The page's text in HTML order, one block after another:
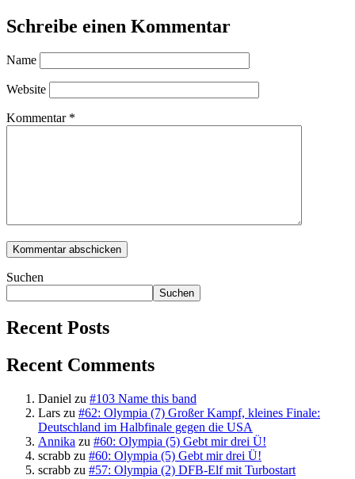
Schreibe einen Kommentar
Name
Website
Kommentar *
Suchen
Suchen
Recent Posts
Recent Comments
Daniel zu #103 Name this band
Lars zu #62: Olympia (7) Großer Kampf, kleines Finale:
Deutschland im Halbfinale gegen die USA
Annika zu #60: Olympia (5) Gebt mir drei Ü!
scrabb zu #60: Olympia (5) Gebt mir drei Ü!
scrabb zu #57: Olympia (2) DFB-Elf mit Turbostart